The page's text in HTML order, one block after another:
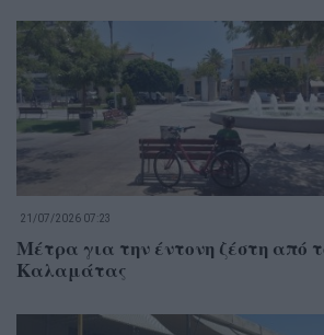
21/07/2026 07:23
Μέτρα για την έντονη ζέστη από
Καλαμάτας